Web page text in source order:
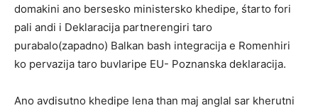
domakini ano bersesko ministersko khedipe, śtarto fori
pali andi i Deklaracija partnerengiri taro
purabalo(zapadno) Balkan bash integracija e Romenhiri
ko pervazija taro buvlaripe EU- Poznanska deklaracija.
Ano avdisutno khedipe lena than maj anglal sar kherutni